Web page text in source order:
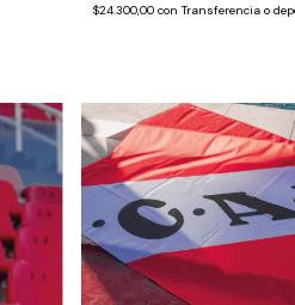
$24.300,00 con Transferencia o